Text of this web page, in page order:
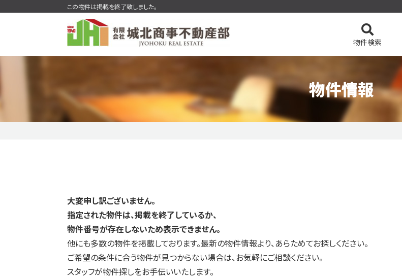
この物件は掲載を終了致しました。
物件検索
物件情報
大変申し訳ございません。
指定された物件は、掲載を終了しているか、
物件番号が存在しないため表示できません。
他にも多数の物件を掲載しております。最新の物件情報より、あらためてお探しください。
ご希望の条件に合う物件が見つからない場合は、お気軽にご相談ください。
スタッフが物件探しをお手伝いいたします。